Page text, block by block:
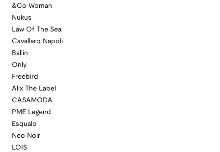
&Co Woman
Nukus
Law Of The Sea
Cavallaro Napoli
Ballin
Only
Freebird
Alix The Label
CASAMODA
PME Legend
Esqualo
Neo Noir
LOIS